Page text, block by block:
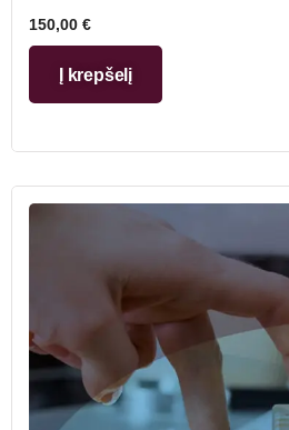
150,00 €
Į krepšelį